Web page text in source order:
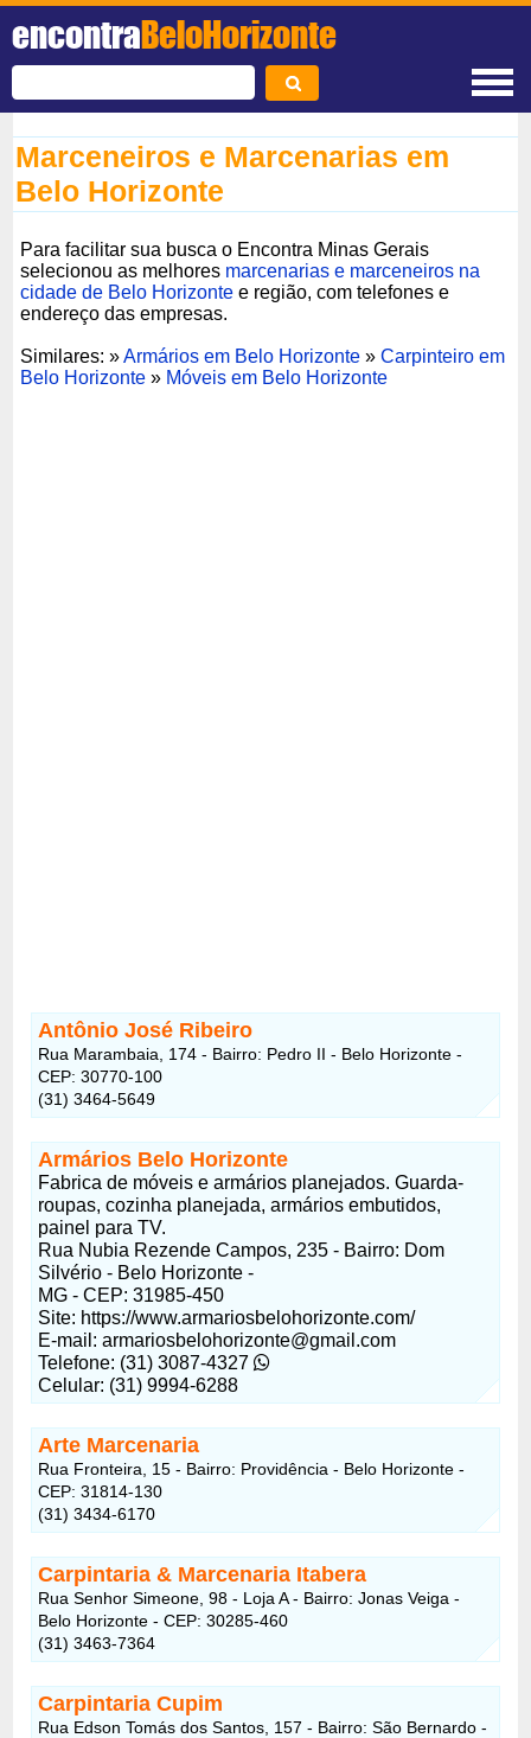
encontraBeloHorizonte
Marceneiros e Marcenarias em
Belo Horizonte
Para facilitar sua busca o Encontra Minas Gerais
selecionou as melhores marcenarias e marceneiros na
cidade de Belo Horizonte e região, com telefones e
endereço das empresas.
Similares: »Armários em Belo Horizonte »Carpinteiro em
Belo Horizonte » Móveis em Belo Horizonte
Antônio José Ribeiro
Rua Marambaia, 174 - Bairro: Pedro II - Belo Horizonte -
CEP: 30770-100
(31) 3464-5649
Armários Belo Horizonte
Fabrica de móveis e armários planejados. Guarda-
roupas, cozinha planejada, armários embutidos,
painel para TV.
Rua Nubia Rezende Campos, 235 - Bairro: Dom
Silvério - Belo Horizonte -
MG - CEP: 31985-450
Site: https://www.armariosbelohorizonte.com/
E-mail:armariosbelohorizonte@gmail.com
Telefone: (31) 3087-4327
Celular: (31) 9994-6288
Arte Marcenaria
Rua Fronteira, 15 - Bairro: Providência - Belo Horizonte -
CEP: 31814-130
(31) 3434-6170
Carpintaria & Marcenaria Itabera
Rua Senhor Simeone, 98 - Loja A - Bairro: Jonas Veiga -
Belo Horizonte - CEP: 30285-460
(31) 3463-7364
Carpintaria Cupim
Rua Edson Tomás dos Santos, 157 - Bairro: São Bernardo -